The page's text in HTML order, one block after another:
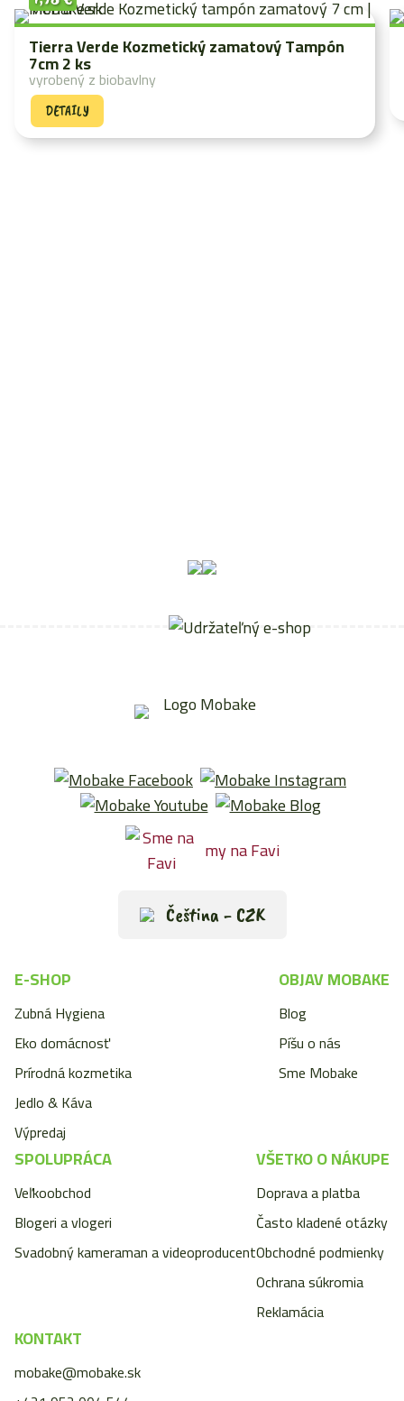
Tierra Verde Kozmetický zamatový Tampón
7cm 2 ks
vyrobený z biobavlny
DETAILY
my na Favi
Čeština - CZK
E-SHOP
Zubná Hygiena
Eko domácnosť
Prírodná kozmetika
Jedlo & Káva
Výpredaj
OBJAV MOBAKE
Blog
Píšu o nás
Sme Mobake
SPOLUPRÁCA
Veľkoobchod
Blogeri a vlogeri
Svadobný kameraman a videoproducent
VŠETKO O NÁKUPE
Doprava a platba
Často kladené otázky
Obchodné podmienky
Ochrana súkromia
Reklamácia
KONTAKT
mobake@mobake.sk